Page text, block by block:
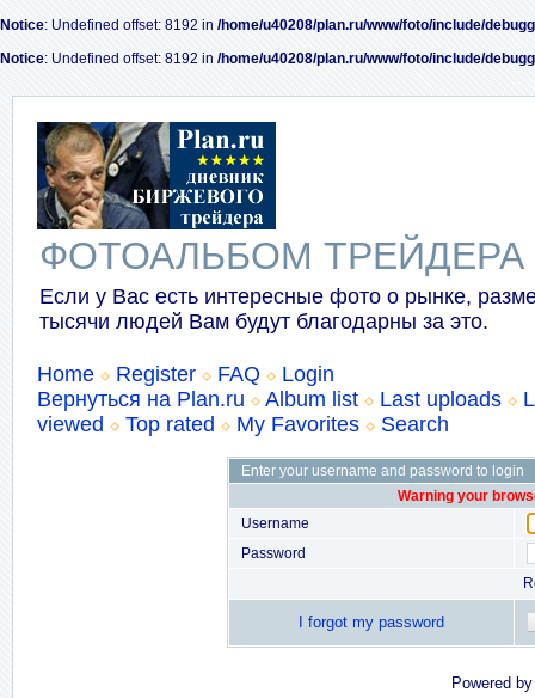
Notice: Undefined offset: 8192 in /home/u40208/plan.ru/www/foto/include/
Notice: Undefined offset: 8192 in /home/u40208/plan.ru/www/foto/include/
ФОТОАЛЬБОМ ТРЕЙДЕРА
Если у Вас есть интересные фото о рынке,
тысячи людей Вам будут благодарны за это.
Home Register FAQ
Login
Вернуться на Plan.ru
Album list Last uploads
viewed
Top rated My Favorites Search
Enter your username and password to login
Warning your
Username
Password
I forgot my password
Powered